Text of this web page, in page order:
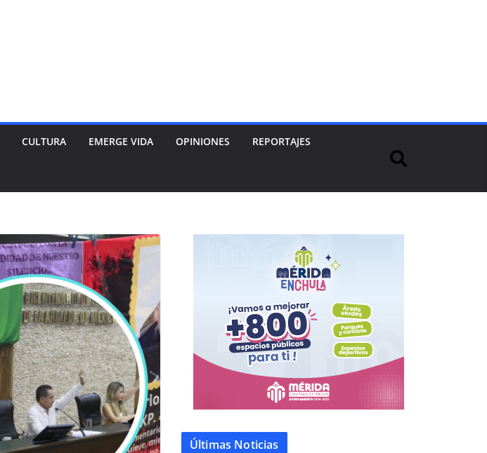
CULTURA EMERGE VIDA OPINIONES REPORTAJES
Últimas Noticias